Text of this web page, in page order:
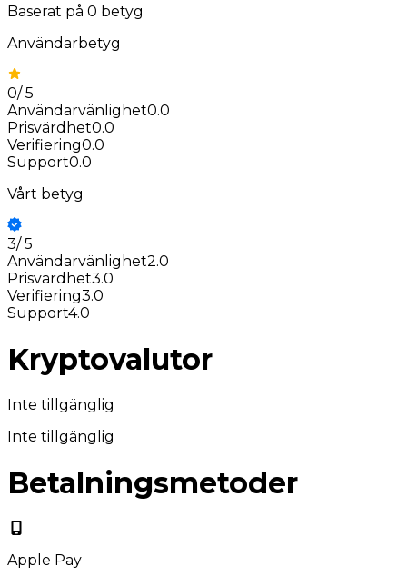
Baserat på 0 betyg
Användarbetyg
0/5
Användarvänlighet0.0
Prisvärdhet0.0
Verifiering0.0
Support0.0
Vårt betyg
3/5
Användarvänlighet2.0
Prisvärdhet3.0
Verifiering3.0
Support4.0
Kryptovalutor
Inte tillgänglig
Inte tillgänglig
Betalningsmetoder
Apple Pay